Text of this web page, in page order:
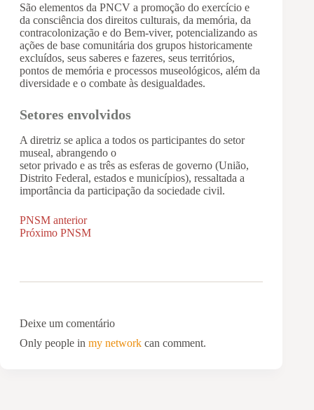
São elementos da PNCV a promoção do exercício e
da consciência dos direitos culturais, da memória, da
contracolonização e do Bem-viver, potencializando as
ações de base comunitária dos grupos historicamente
excluídos, seus saberes e fazeres, seus territórios,
pontos de memória e processos museológicos, além da
diversidade e o combate às desigualdades.
Setores envolvidos
A diretriz se aplica a todos os participantes do setor
museal, abrangendo o
setor privado e as três as esferas de governo (União,
Distrito Federal, estados e municípios), ressaltada a
importância da participação da sociedade civil.
PNSM anterior
PróximoPNSM
Deixe um comentário
Only people inmy network can comment.